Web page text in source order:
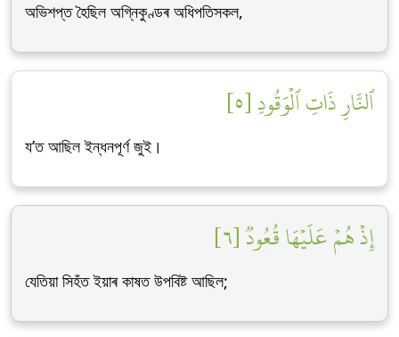
অভিশপ্ত হৈছিল অগ্নিকুণ্ডৰ অধিপতিসকল,
ٱلنَّارِ ذَاتِ ٱلۡوَقُودِ [٥]
য’ত আছিল ইন্ধনপূৰ্ণ জুই।
إِذۡ هُمۡ عَلَيۡهَا قُعُودٞ [٦]
যেতিয়া সিহঁত ইয়াৰ কাষত উপবিষ্ট আছিল;